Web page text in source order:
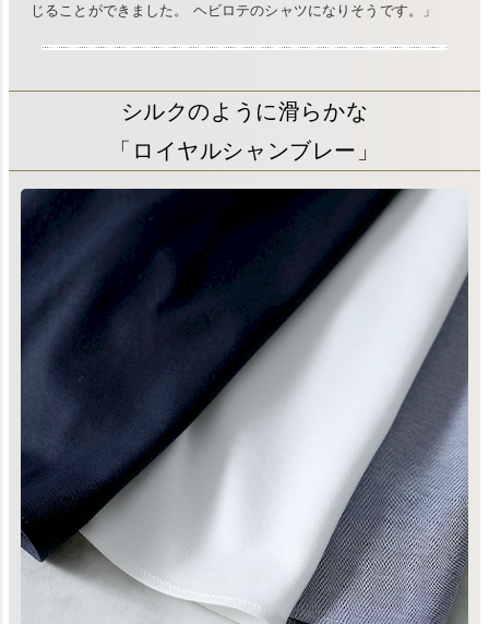
じることができました。 ヘビロテのシャツになりそうです。」
シルクのように滑らかな
「ロイヤルシャンブレー」